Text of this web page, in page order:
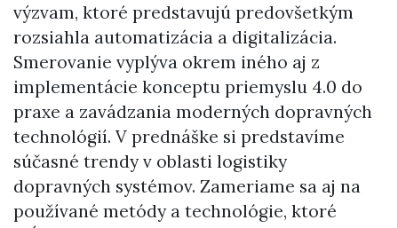
výzvam, ktoré predstavujú predovšetkým
rozsiahla automatizácia a digitalizácia.
Smerovanie vyplýva okrem iného aj z
implementácie konceptu priemyslu 4.0 do
praxe a zavádzania moderných dopravných
technológií. V prednáške si predstavíme
súčasné trendy v oblasti logistiky
dopravných systémov. Zameriame sa aj na
používané metódy a technológie, ktoré